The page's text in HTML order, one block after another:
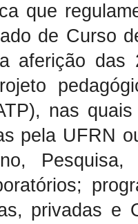
que
de Curso
aferição das
nas
pela UFRN
Pesquisa,
privadas e